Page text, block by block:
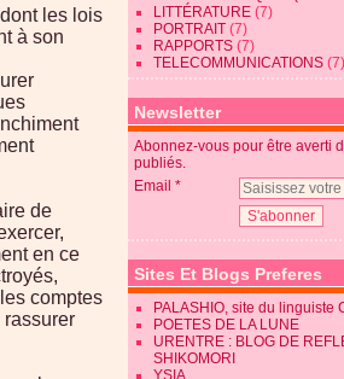
les lois
à son
de
en ce
comptes
rassurer
LITTÉRATURE (7)
PORTRAIT (7)
RAPPORTS (7)
TELECOMMUNICATIONS (7)
Newsletter
Abonnez-vous pour être averti
publiés.
Email
Sites Et Blogs Preferes
PALASHIO, site du linguiste
POETES DE LA LUNE
URENTRE : BLOG DE
SHIKOMORI
YSIA